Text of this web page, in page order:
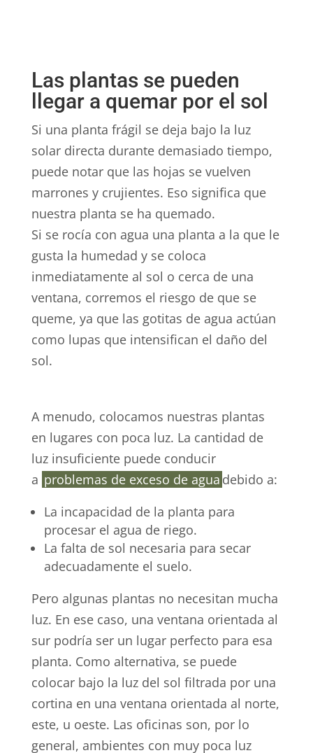
Las plantas se pueden
llegar a quemar por el sol
Si una planta frágil se deja bajo la luz
solar directa durante demasiado tiempo,
puede notar que las hojas se vuelven
marrones y crujientes. Eso significa que
nuestra planta se ha quemado.
Si se rocía con agua una planta a la que le
gusta la humedad y se coloca
inmediatamente al sol o cerca de una
ventana, corremos el riesgo de que se
queme, ya que las gotitas de agua actúan
como lupas que intensifican el daño del
sol.
A menudo, colocamos nuestras plantas
en lugares con poca luz. La cantidad de
luz insuficiente puede conducir
a problemas de exceso de agua debido a:
La incapacidad de la planta para
procesar el agua de riego.
La falta de sol necesaria para secar
adecuadamente el suelo.
Pero algunas plantas no necesitan mucha
luz. En ese caso, una ventana orientada al
sur podría ser un lugar perfecto para esa
planta. Como alternativa, se puede
colocar bajo la luz del sol filtrada por una
cortina en una ventana orientada al norte,
este, u oeste. Las oficinas son, por lo
general, ambientes con muy poca luz